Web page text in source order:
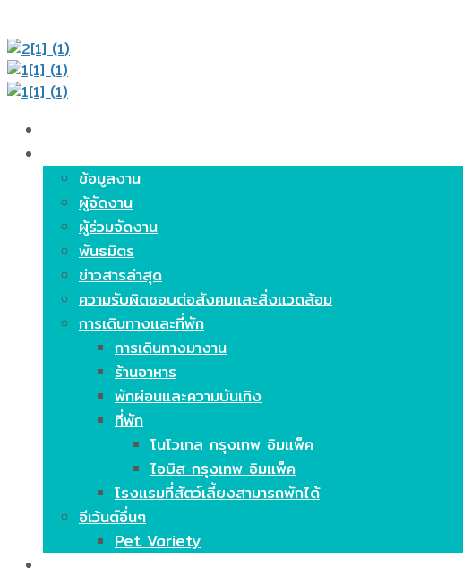
ข้อมูลงาน
ผู้จัดงาน
ผู้ร่วมจัดงาน
พันธมิตร
ข่าวสารล่าสุด
ความรับผิดชอบต่อสังคมและสิ่งแวดล้อม
การเดินทางและที่พัก
การเดินทางมางาน
ร้านอาหาร
พักผ่อนและความบันเทิง
ที่พัก
โนโวเทล กรุงเทพ อิมแพ็ค
ไอบิส กรุงเทพ อิมแพ็ค
โรงแรมที่สัตว์เลี้ยงสามารถพักได้
อีเว้นต์อื่นๆ
Pet Variety